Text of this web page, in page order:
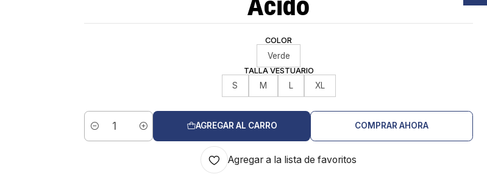
COLOR
Verde
TALLA VESTUARIO
S M L XL
Cantidad
AGREGAR AL CARRO COMPRAR AHORA
Agregar a la lista de favoritos